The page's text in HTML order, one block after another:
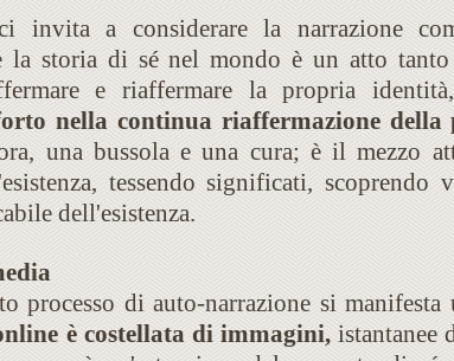
invita a considerare la narrazione
la storia di sé nel mondo è un atto
e riaffermare la propria
nella continua riaffermazione
una bussola e una cura; è il mezzo
tessendo significati, scoprendo
dell'esistenza.
processo di auto-narrazione si manifesta
è costellata di immagini, istantanee